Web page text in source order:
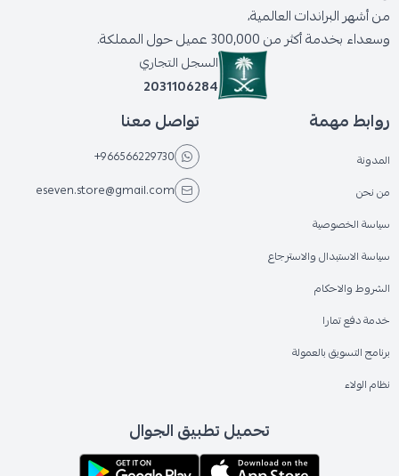
من أشهر البراندات العالمية،
وسعداء بخدمة أكثر من 300,000 عميل حول المملكة.
السجل التجاري
2031106284
روابط مهمة
المدونة
من نحن
سياسة الخصوصية
سياسة الاستبدال والاسترجاع
الشروط والاحكام
خدمة دفع تمارا
برنامج التسويق بالعمولة
نظام الولاء
تواصل معنا
+966566229730
eseven.store@gmail.com
تحميل تطبيق الجوال